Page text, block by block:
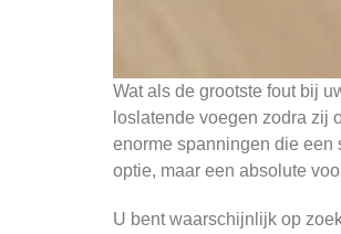
Wat als de grootste fout bij
loslatende voegen zodra zij
enorme spanningen die een
optie, maar een absolute
U bent waarschijnlijk op